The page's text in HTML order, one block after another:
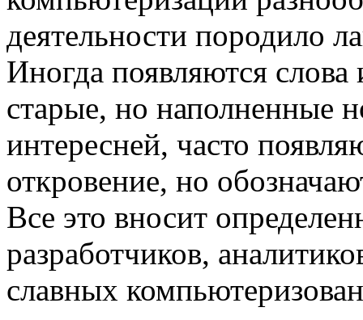
деятельности породило
Иногда появляются
старые, но наполненные
интересней, часто
откровение, но
Все это вносит
разработчиков,
славных